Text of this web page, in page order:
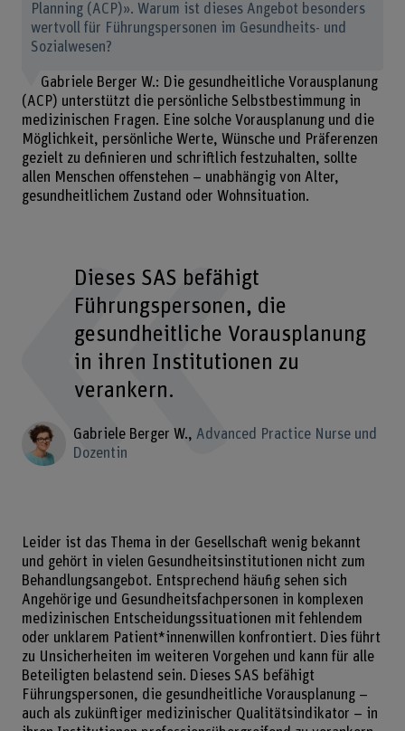
Planning (ACP)». Warum ist dieses Angebot besonders
wertvoll für Führungspersonen im Gesundheits- und
Sozialwesen?
Gabriele Berger W.: Die gesundheitliche Vorausplanung
(ACP) unterstützt die persönliche Selbstbestimmung in
medizinischen Fragen. Eine solche Vorausplanung und die
Möglichkeit, persönliche Werte, Wünsche und Präferenzen
gezielt zu definieren und schriftlich festzuhalten, sollte
allen Menschen offenstehen – unabhängig von Alter,
gesundheitlichem Zustand oder Wohnsituation.
Dieses SAS befähigt
Führungspersonen, die
gesundheitliche Vorausplanung
in ihren Institutionen zu
verankern.
Gabriele Berger W.
Advanced Practice Nurse und
Dozentin
Leider ist das Thema in der Gesellschaft wenig bekannt
und gehört in vielen Gesundheitsinstitutionen nicht zum
Behandlungsangebot. Entsprechend häufig sehen sich
Angehörige und Gesundheitsfachpersonen in komplexen
medizinischen Entscheidungssituationen mit fehlendem
oder unklarem Patient*innenwillen konfrontiert. Dies führt
zu Unsicherheiten im weiteren Vorgehen und kann für alle
Beteiligten belastend sein. Dieses SAS befähigt
Führungspersonen, die gesundheitliche Vorausplanung –
auch als zukünftiger medizinischer Qualitätsindikator – in